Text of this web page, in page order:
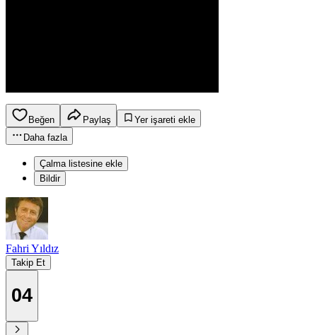
Beğen Paylaş
Yer işareti ekle
Daha fazla
Çalma listesine ekle
Bildir
Fahri Yıldız
Takip Et
04